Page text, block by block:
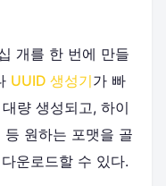
개를 한 번에 만들
UUID 생성기가 빠
량 생성되고, 하이
원하는 포맷을 골
운로드할 수 있다.